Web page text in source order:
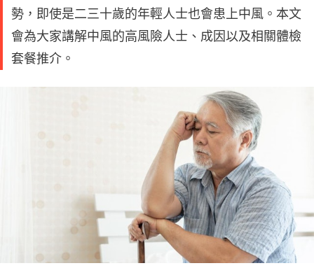
勢，即使是二三十歲的年輕人士也會患上中風。本文
會為大家講解中風的高風險人士、成因以及相關體檢
套餐推介。